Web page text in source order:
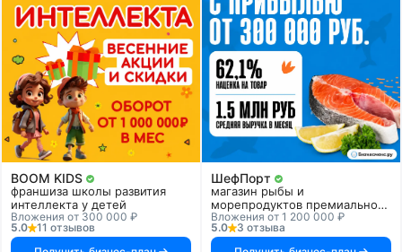
BOOM KIDS
франшиза школы развития
интеллекта у детей
Вложения от 300 000 ₽
5.0
11 отзывов
ШефПорт
магазин рыбы и
морепродуктов премиального
качества
Вложения от 1 200 000 ₽
5.0
3 отзыва